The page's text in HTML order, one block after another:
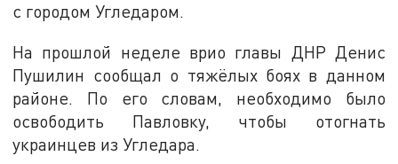
с городом Угледаром.
На прошлой неделе врио главы ДНР Денис
Пушилин сообщал о тяжёлых боях в данном
районе. По его словам, необходимо было
освободить Павловку, чтобы отогнать
украинцев из Угледара.